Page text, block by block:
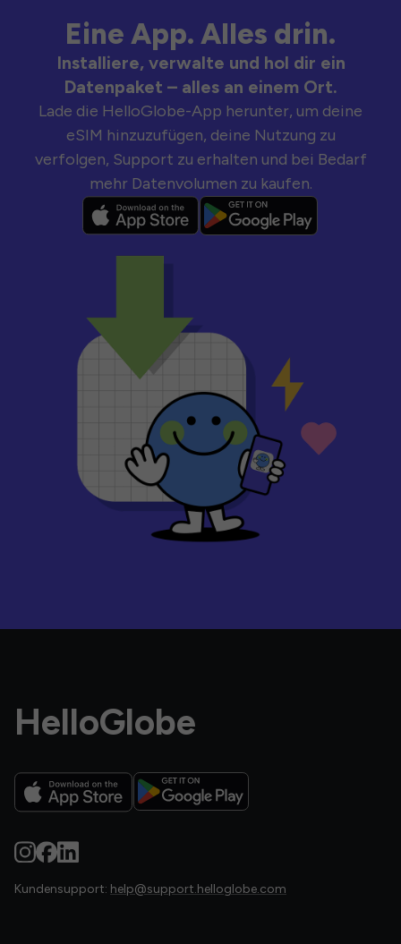
Eine App. Alles drin.
Installiere, verwalte und hol dir ein
Datenpaket – alles an einem Ort.
Lade die HelloGlobe-App herunter, um deine
eSIM hinzuzufügen, deine Nutzung zu
verfolgen, Support zu erhalten und bei Bedarf
mehr Datenvolumen zu kaufen.
HelloGlobe
Kundensupport: help@support.helloglobe.com